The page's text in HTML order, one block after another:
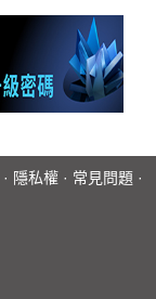
· 隱私權 · 常見問題 ·